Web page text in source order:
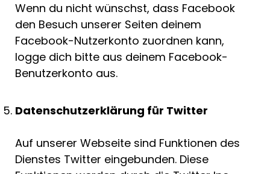
Wenn du nicht wünschst, dass Facebook
den Besuch unserer Seiten deinem
Facebook-Nutzerkonto zuordnen kann,
logge dich bitte aus deinem Facebook-
Benutzerkonto aus.
Datenschutzerklärung für Twitter
Auf unserer Webseite sind Funktionen des
Dienstes Twitter eingebunden. Diese